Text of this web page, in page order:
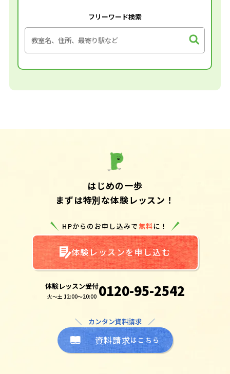
フリーワード検索
はじめの一歩
まずは特別な体験レッスン！
HPからのお申し込みで無料に！
体験レッスンを申し込む
体験レッスン受付
火～土 12:00～20:00 0120-95-2542
＼ カンタン資料請求 ／
資料請求はこちら